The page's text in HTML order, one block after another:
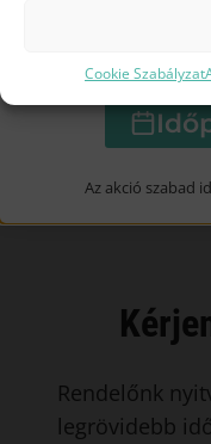
Cookie Szabályzat
Rendelőnk
legrövidebb
tisztítás
Az akció szabad